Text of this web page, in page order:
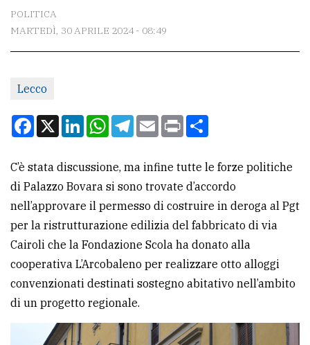
La
redazione
Per
tua
CERCA
Cerca
per
comune
Ricerca
avanzata
POLITICA
MARTEDÌ, 30 APRILE 2024 - 08:49
Lecco
Facebook
X LinkedInWhatsApp
Telegram
EmailPrint
C’è stata discussione, ma infine tutte le forze politiche
di Palazzo Bovara si sono trovate d’accordo
nell’approvare il permesso di costruire in deroga al Pgt
per la ristrutturazione edilizia del fabbricato di via
Cairoli che la Fondazione Scola ha donato alla
cooperativa L’Arcobaleno per realizzare otto alloggi
convenzionati destinati sostegno abitativo nell’ambito
di un progetto regionale.